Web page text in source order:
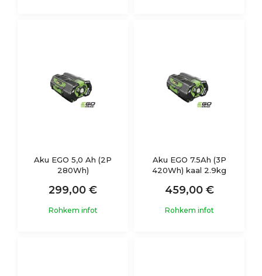
Aku EGO 5,0 Ah (2P
280Wh)
299,00 €
Rohkem infot
Aku EGO 7.5Ah (3P
420Wh) kaal 2.9kg
459,00 €
Rohkem infot